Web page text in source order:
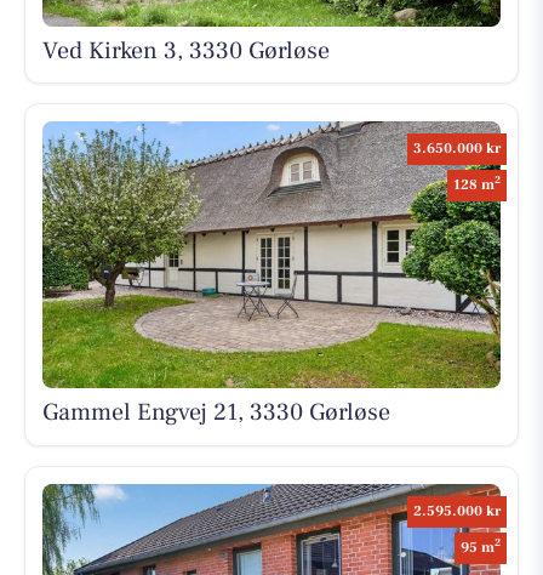
Ved Kirken 3, 3330 Gørløse
3.650.000 kr
128 m2
Gammel Engvej 21, 3330 Gørløse
2.595.000 kr
95 m2